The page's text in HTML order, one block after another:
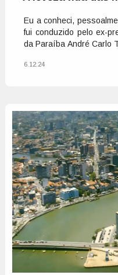
Eu a conheci,
fui conduzido pelo ex-
da Paraíba André Carlo
6.12.24